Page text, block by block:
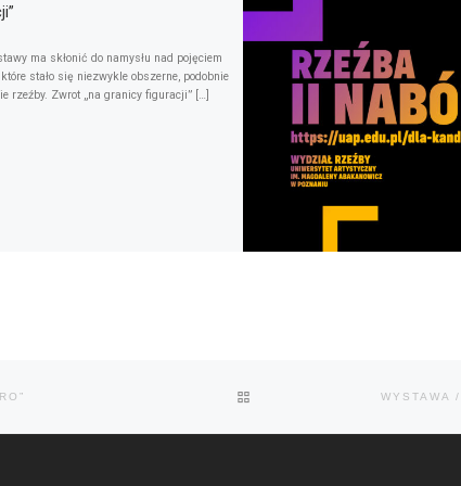
ma skłonić do namysłu nad pojęciem
stało się niezwykle obszerne, podobnie
rzeźby. Zwrot „na granicy figuracji” […]
POWRÓT DO LISTY POSTÓW